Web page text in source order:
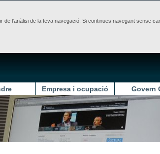
l'anàlisi de la teva navegació. Si continues navegant sense
Empresa i ocupació Govern